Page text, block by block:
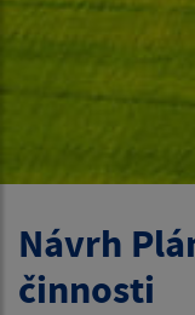
Návrh
činnosti